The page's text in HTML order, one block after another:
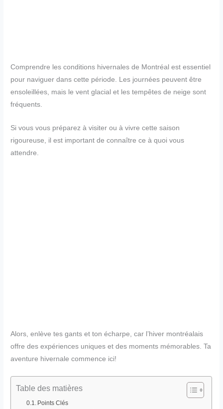
Comprendre les conditions hivernales de Montréal est essentiel
pour naviguer dans cette période. Les journées peuvent être
ensoleillées, mais le vent glacial et les tempêtes de neige sont
fréquents.
Si vous vous préparez à visiter ou à vivre cette saison
rigoureuse, il est important de connaître ce à quoi vous
attendre.
Alors, enlève tes gants et ton écharpe, car l’hiver montréalais
offre des expériences uniques et des moments mémorables. Ta
aventure hivernale commence ici!
Table des matières
Points Clés